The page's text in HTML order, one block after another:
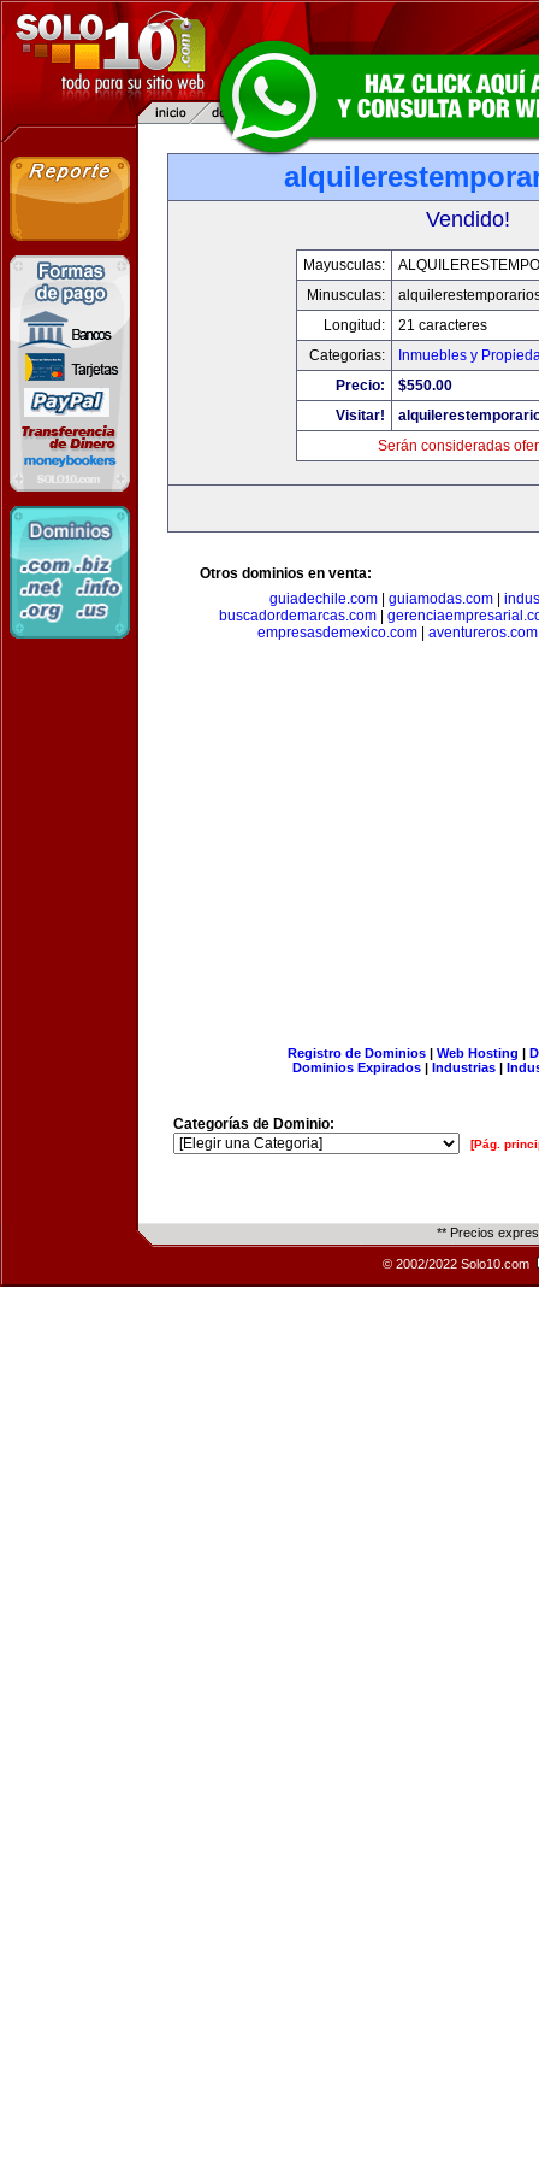
Vendido!
Mayusculas:
Minusculas:
Longitud:
21 caracteres
Categorias:
Inmuebles y
Precio:
$550.00
Visitar!
Serán consideradas
Otros dominios en venta:
guiadechile.com
guiamodas.com
buscadordemarcas.com|
empresasdemexico.com| aventureros.com
Registro de Dominios| Web Hosting |
Dominios Expirados | Industrias |
Categorías de Dominio:
[Pág.
** Precios
© 2002/2022 Solo10.com